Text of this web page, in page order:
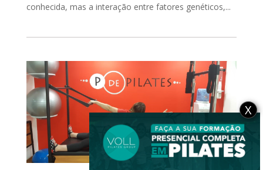
conhecida, mas a interação entre fatores genéticos,...
X